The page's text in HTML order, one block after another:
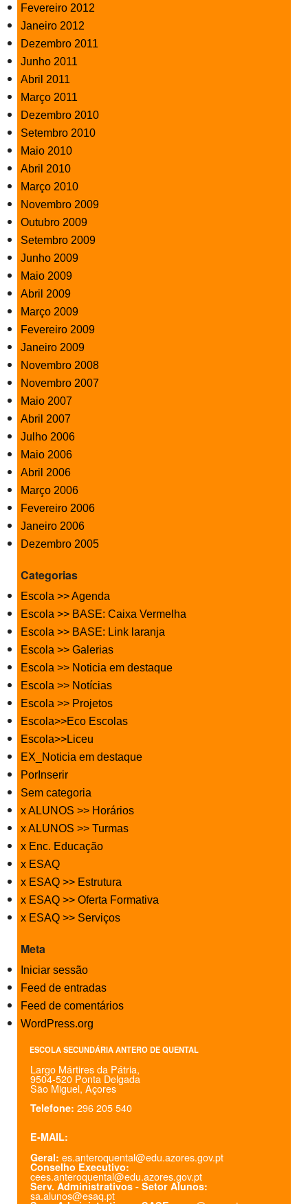
Fevereiro 2012
Janeiro 2012
Dezembro 2011
Junho 2011
Abril 2011
Março 2011
Dezembro 2010
Setembro 2010
Maio 2010
Abril 2010
Março 2010
Novembro 2009
Outubro 2009
Setembro 2009
Junho 2009
Maio 2009
Abril 2009
Março 2009
Fevereiro 2009
Janeiro 2009
Novembro 2008
Novembro 2007
Maio 2007
Abril 2007
Julho 2006
Maio 2006
Abril 2006
Março 2006
Fevereiro 2006
Janeiro 2006
Dezembro 2005
Categorias
Escola >> Agenda
Escola >> BASE: Caixa Vermelha
Escola >> BASE: Link laranja
Escola >> Galerias
Escola >> Noticia em destaque
Escola >> Notícias
Escola >> Projetos
Escola>>Eco Escolas
Escola>>Liceu
EX_Noticia em destaque
PorInserir
Sem categoria
x ALUNOS >> Horários
x ALUNOS >> Turmas
x Enc. Educação
x ESAQ
x ESAQ >> Estrutura
x ESAQ >> Oferta Formativa
x ESAQ >> Serviços
Meta
Iniciar sessão
Feed de entradas
Feed de comentários
WordPress.org
ESCOLA SECUNDÁRIA ANTERO DE QUENTAL
Largo Mártires da Pátria,
9504-520 Ponta Delgada
São Miguel, Açores
Telefone: 296 205 540
E-MAIL:
Geral: es.anteroquental@edu.azores.gov.pt
Conselho Executivo:
cees.anteroquental@edu.azores.gov.pt
Serv. Administrativos - Setor Alunos:
sa.alunos@esaq.pt